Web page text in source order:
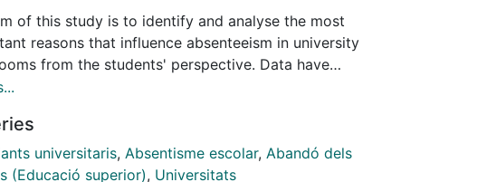
of this study is to identify and analyse the most
reasons that influence absenteeism in university
from the students' perspective. Data have
through a questionnaire answered by 1,896
degrees of the Universitat de Barcelona, Spain.
difference of means and exploratory factor
have been applied. Findings show that students
universitaris, Absentisme escolar, Abandó dels
(Educació superior), Universitats